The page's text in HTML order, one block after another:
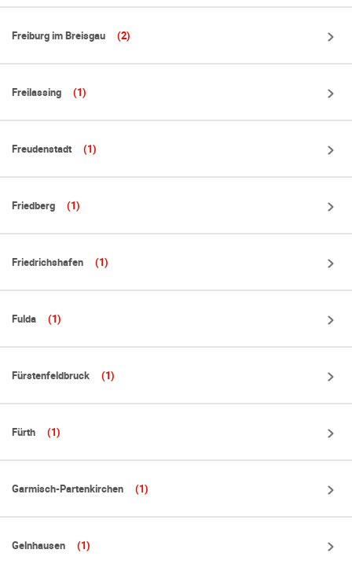
Freiburg im Breisgau (2)
Freilassing (1)
Freudenstadt (1)
Friedberg (1)
Friedrichshafen (1)
Fulda (1)
Fürstenfeldbruck (1)
Fürth (1)
Garmisch-Partenkirchen (1)
Gelnhausen (1)